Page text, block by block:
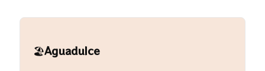
🏖️Aguadulce